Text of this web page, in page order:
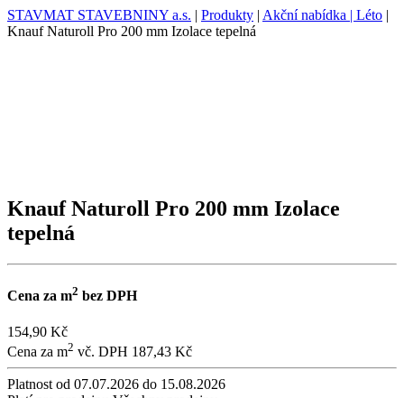
STAVMAT STAVEBNINY a.s. | Produkty | Akční nabídka | Léto |
Knauf Naturoll Pro 200 mm Izolace tepelná
Knauf Naturoll Pro 200 mm Izolace
tepelná
Cena za m2 bez DPH
154,90 Kč
Cena za m2 vč. DPH 187,43 Kč
Platnost od 07.07.2026 do 15.08.2026